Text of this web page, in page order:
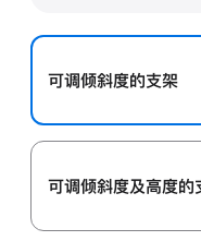
可调倾斜度的支架
可调倾斜度及高‍度的